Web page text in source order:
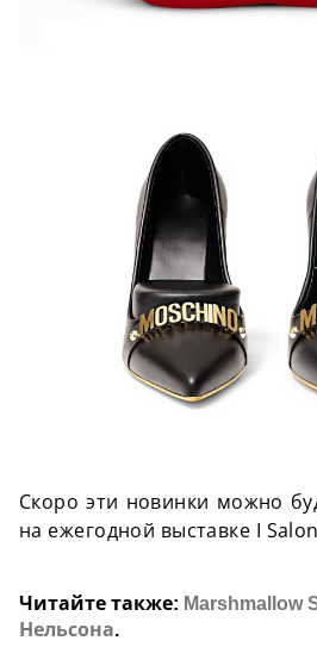
Скоро эти новинки можно
на ежегодной выставке I
Читайте также: Marshmallow
Нельсона.